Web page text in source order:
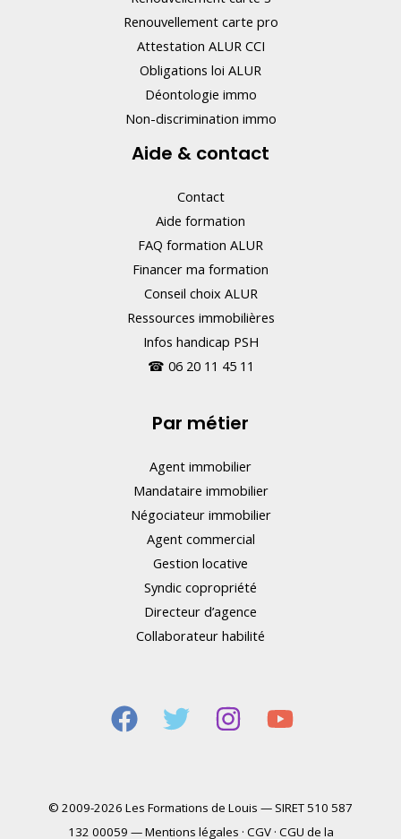
Renouvellement carte pro
Attestation ALUR CCI
Obligations loi ALUR
Déontologie immo
Non-discrimination immo
Aide & contact
Contact
Aide formation
FAQ formation ALUR
Financer ma formation
Conseil choix ALUR
Ressources immobilières
Infos handicap PSH
☎ 06 20 11 45 11
Par métier
Agent immobilier
Mandataire immobilier
Négociateur immobilier
Agent commercial
Gestion locative
Syndic copropriété
Directeur d’agence
Collaborateur habilité
© 2009-2026 Les Formations de Louis — SIRET 510 587
132 00059 —Mentions légales · CGV· CGU de la